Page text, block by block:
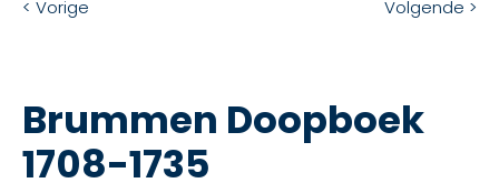
< Vorige Volgende >
Brummen Doopboek
1708-1735